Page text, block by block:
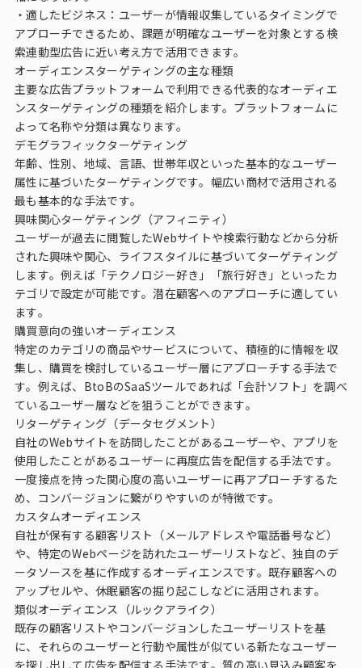
マーケティング用語集
コーポレートサイト
データ活用法・トレンド情報
・適したビジネス：ユーザーが情報収集しているタイミングで
アプローチできるため、課題が明確なユーザーを対象とする検
索連動型広告に近い考え方で活用できます。
オーディエンスターゲティングの主な種類
主要な広告プラットフォームで利用できる代表的なオーディエ
ンスターゲティングの種類を紹介します。プラットフォームに
よって名称や分類は異なります。
デモグラフィックターゲティング
年齢、性別、地域、言語、世帯年収といった基本的なユーザー
属性に基づいたターゲティングです。幅広い商材で活用される
最も基本的な手法です。
興味関心ターゲティング（アフィニティ）
ユーザーが過去に閲覧したWebサイトや検索行動などから分析
された興味や関心、ライフスタイルに基づいてターゲティング
します。例えば「テクノロジー好き」「旅行好き」といったカ
テゴリで設定が可能です。潜在顧客へのアプローチに適してい
ます。
購買意向の強いオーディエンス
特定のカテゴリの商品やサービスについて、積極的に情報を収
集し、購買を検討しているユーザー層にアプローチする手法で
す。例えば、BtoBのSaaSツールであれば「会計ソフト」を調べ
ているユーザー層などを狙うことができます。
リターゲティング（データセグメント）
自社のWebサイトを訪問したことがあるユーザーや、アプリを
使用したことがあるユーザーに再度広告を配信する手法です。
一度接点を持った関心度の高いユーザーに再アプローチするた
め、コンバージョンに繋がりやすいのが特徴です。
カスタムオーディエンス
自社が保有する顧客リスト（メールアドレスや電話番号など）
や、特定のWebページを訪れたユーザーリストなど、独自のデ
ータソースを基に作成するオーディエンスです。既存顧客への
アップセルや、休眠顧客の掘り起こしなどに活用されます。
類似オーディエンス（ルックアライク）
既存の顧客リストやコンバージョンしたユーザーリストを基
に、それらのユーザーと行動や属性が似ている新たなユーザー
を探し出して広告を配信する手法です。質の高い見込み顧客を